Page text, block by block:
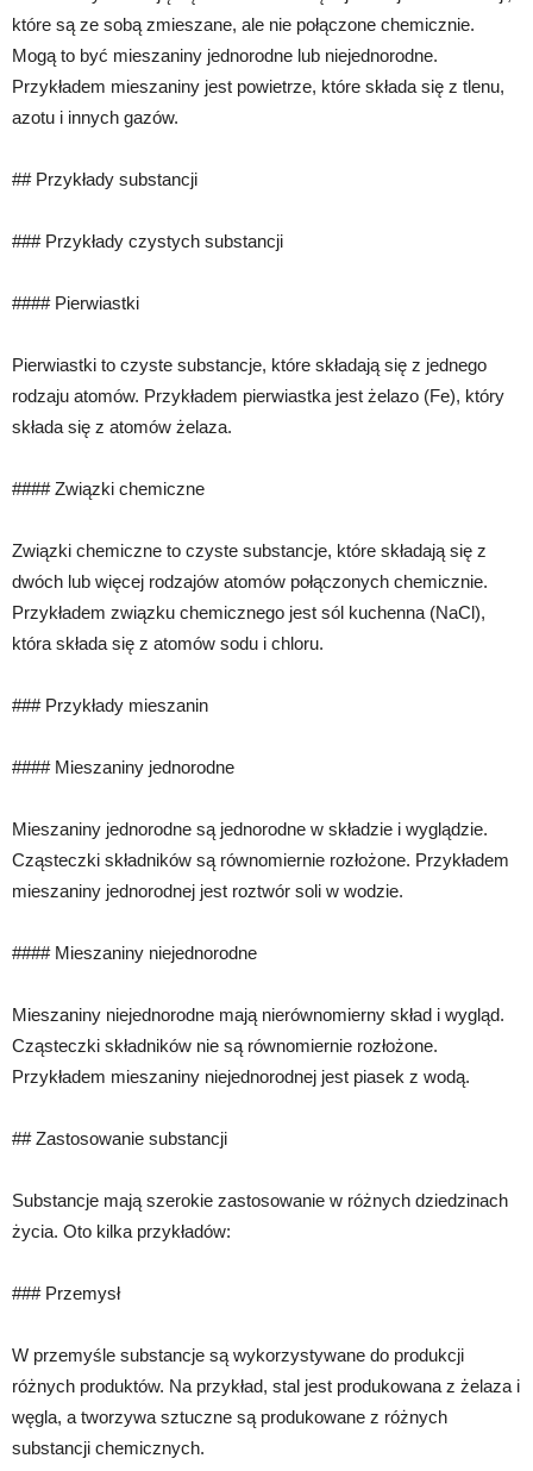
które są ze sobą zmieszane, ale nie połączone chemicznie.
Mogą to być mieszaniny jednorodne lub niejednorodne.
Przykładem mieszaniny jest powietrze, które składa się z tlenu,
azotu i innych gazów.
## Przykłady substancji
### Przykłady czystych substancji
#### Pierwiastki
Pierwiastki to czyste substancje, które składają się z jednego
rodzaju atomów. Przykładem pierwiastka jest żelazo (Fe), który
składa się z atomów żelaza.
#### Związki chemiczne
Związki chemiczne to czyste substancje, które składają się z
dwóch lub więcej rodzajów atomów połączonych chemicznie.
Przykładem związku chemicznego jest sól kuchenna (NaCl),
która składa się z atomów sodu i chloru.
### Przykłady mieszanin
#### Mieszaniny jednorodne
Mieszaniny jednorodne są jednorodne w składzie i wyglądzie.
Cząsteczki składników są równomiernie rozłożone. Przykładem
mieszaniny jednorodnej jest roztwór soli w wodzie.
#### Mieszaniny niejednorodne
Mieszaniny niejednorodne mają nierównomierny skład i wygląd.
Cząsteczki składników nie są równomiernie rozłożone.
Przykładem mieszaniny niejednorodnej jest piasek z wodą.
## Zastosowanie substancji
Substancje mają szerokie zastosowanie w różnych dziedzinach
życia. Oto kilka przykładów:
### Przemysł
W przemyśle substancje są wykorzystywane do produkcji
różnych produktów. Na przykład, stal jest produkowana z żelaza i
węgla, a tworzywa sztuczne są produkowane z różnych
substancji chemicznych.